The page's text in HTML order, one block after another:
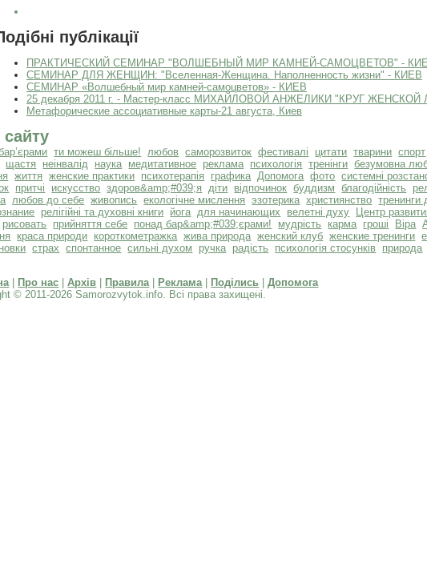
публікації
ПРАКТИЧЕСКИЙ СЕМИНАР "ВОЛШЕБНЫЙ МИР КАМНЕЙ-САМОЦВЕТОВ" -
СЕМИНАР ДЛЯ ЖЕНЩИН: "Вселенная-Женщина. Наполненность жизни" - КИЕВ
СЕМИНАР «Волшебный мир камней-самоцветов» - КИЕВ
25 декабря 2011 г. - Мастер-класс МИХАЙЛОВОЙ АНЖЕЛИКИ "КРУГ
Метафорические ассоциативные карты-21 августа, Киев
сайту
ти можеш більше! любов саморозвиток фестивалі цитати тварини спорт
щастя неінвалід наука медитативное реклама психологія тренінги безумовна
життя женские практики психотерапія графика Допомога фото системні
притчі искусство здоров&amp;#039;я діти відпочинок буддизм благодійність
любов до себе живопись екологічне мислення эзотерика християнство
релігійні та духовні книги йога для начинающих велетні духу Центр
рисовать прийняття себе понад бар&amp;#039;єрами! мудрість карма гроші Віра
краса природи короткометражка жива природа женский клуб женские тренинги
страх спонтанное сильні духом ручка радість психологія стосунків природа
| Про нас |Архів Правила| Реклама| Поділись |Допомога
© 2011-2026 Samorozvytok.info. Всі права захищені.